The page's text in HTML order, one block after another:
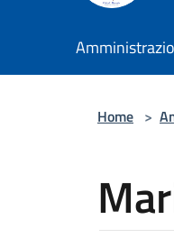
Home >